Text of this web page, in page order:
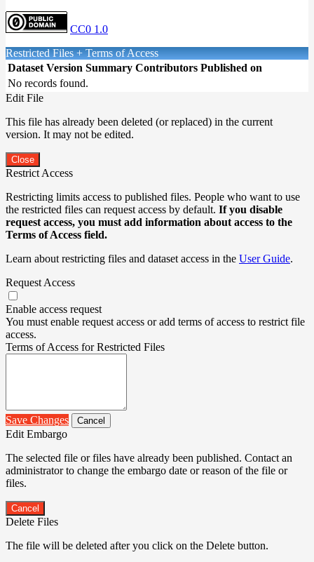
CC0 1.0
Restricted Files + Terms of Access
Dataset Version Summary Contributors Published on
No records found.
Edit File
This file has already been deleted (or replaced) in the current
version. It may not be edited.
Close
Restrict Access
Restricting limits access to published files. People who want to use
the restricted files can request access by default. If you disable
request access, you must add information about access to the
Terms of Access field.
Learn about restricting files and dataset access in the User Guide.
Request Access
Enable access request
You must enable request access or add terms of access to restrict file
access.
Terms of Access for Restricted Files
Save Changes Cancel
Edit Embargo
The selected file or files have already been published. Contact an
administrator to change the embargo date or reason of the file or
files.
Cancel
Delete Files
The file will be deleted after you click on the Delete button.